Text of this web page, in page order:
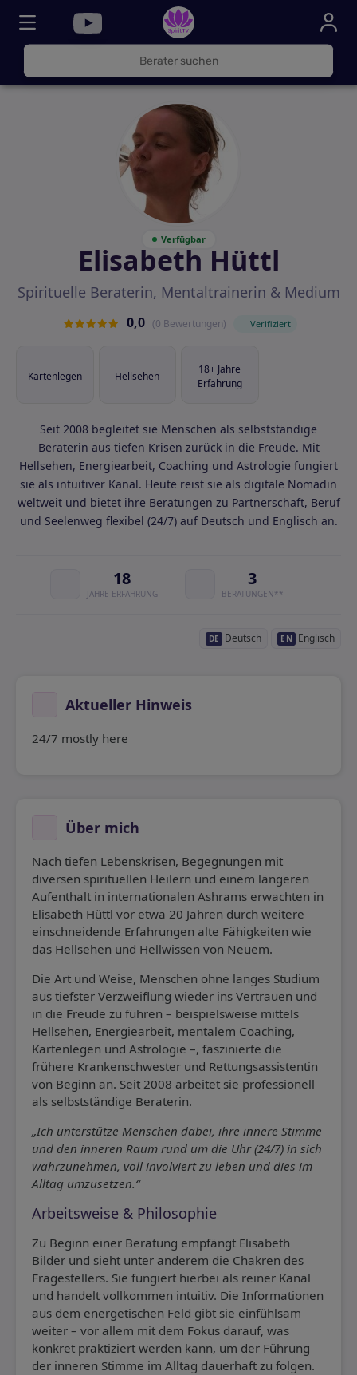
030
000
Verfügbar
Elisabeth Hüttl
Spirituelle Beraterin, Mentaltrainerin & Medium
0,0 (0 Bewertungen) Verifiziert
Seit 2008 begleitet sie Menschen als selbstständige
Beraterin aus tiefen Krisen zurück in die Freude. Mit
Hellsehen, Energiearbeit, Coaching und Astrologie fungiert
sie als intuitiver Kanal. Heute reist sie als digitale Nomadin
weltweit und bietet ihre Beratungen zu Partnerschaft, Beruf
und Seelenweg flexibel (24/7) auf Deutsch und Englisch an.
Kartenlegen Hellsehen
18+ Jahre
Erfahrung
18
JAHRE ERFAHRUNG
3
BERATUNGEN**
DE Deutsch EN Englisch
Aktueller Hinweis
24/7 mostly here
Über mich
Nach tiefen Lebenskrisen, Begegnungen mit
diversen spirituellen Heilern und einem längeren
Aufenthalt in internationalen Ashrams erwachten in
Elisabeth Hüttl vor etwa 20 Jahren durch weitere
einschneidende Erfahrungen alte Fähigkeiten wie
das Hellsehen und Hellwissen von Neuem.
Die Art und Weise, Menschen ohne langes Studium
aus tiefster Verzweiflung wieder ins Vertrauen und
in die Freude zu führen – beispielsweise mittels
Hellsehen, Energiearbeit, mentalem Coaching,
Kartenlegen und Astrologie –, faszinierte die
frühere Krankenschwester und Rettungsassistentin
von Beginn an. Seit 2008 arbeitet sie professionell
als selbstständige Beraterin.
„Ich unterstütze Menschen dabei, ihre innere Stimme
und den inneren Raum rund um die Uhr (24/7) in sich
wahrzunehmen, voll involviert zu leben und dies im
Alltag umzusetzen.“
Arbeitsweise & Philosophie
Zu Beginn einer Beratung empfängt Elisabeth
Bilder und sieht unter anderem die Chakren des
Fragestellers. Sie fungiert hierbei als reiner Kanal
und handelt vollkommen intuitiv. Die Informationen
aus dem energetischen Feld gibt sie einfühlsam
weiter – vor allem mit dem Fokus darauf, was
konkret praktiziert werden kann, um der Führung
der inneren Stimme im Alltag dauerhaft zu folgen.